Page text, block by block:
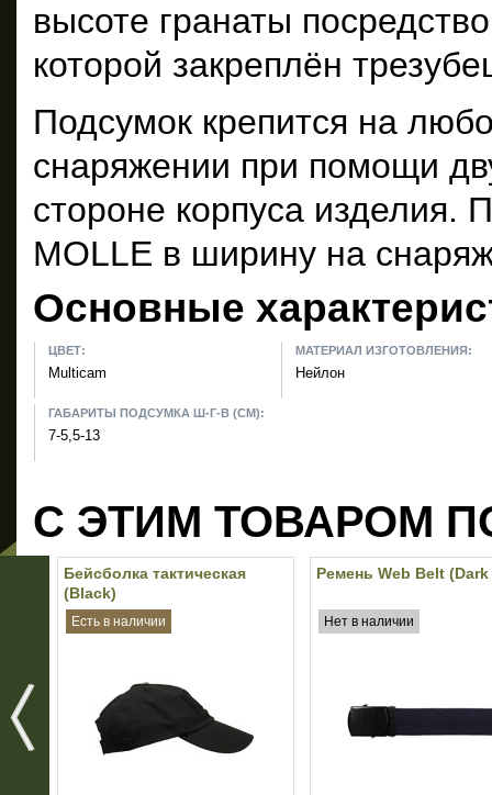
высоте гранаты
которой закреплён
Подсумок крепится на
снаряжении при помощи
стороне корпуса изделия.
MOLLE в ширину на
Основные
ЦВЕТ:
Multicam
МАТЕРИАЛ ИЗГОТОВЛЕНИЯ:
Нейлон
ГАБАРИТЫ ПОДСУМКА Ш-Г-В (СМ):
7-5,5-13
С ЭТИМ ТОВАРОМ
Бейсболка тактическая
(Black)
Есть в наличии
Ремень Web Belt
Нет в наличии